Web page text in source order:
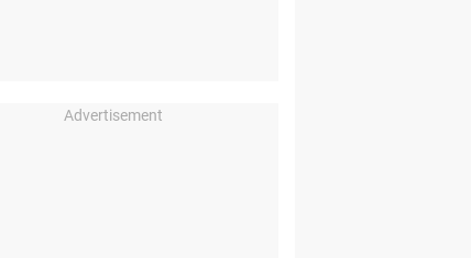
Advertisement